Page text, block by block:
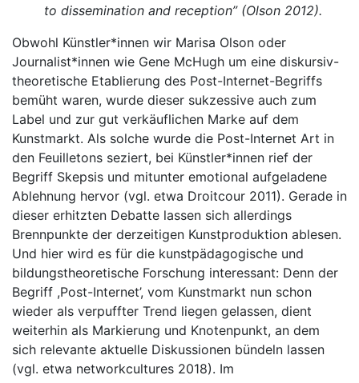
to dissemination and reception” (Olson 2012).
Obwohl Künstler*innen wir Marisa Olson oder
Journalist*innen wie Gene McHugh um eine diskursiv-
theoretische Etablierung des Post-Internet-Begriffs
bemüht waren, wurde dieser sukzessive auch zum
Label und zur gut verkäuflichen Marke auf dem
Kunstmarkt. Als solche wurde die Post-Internet Art in
den Feuilletons seziert, bei Künstler*innen rief der
Begriff Skepsis und mitunter emotional aufgeladene
Ablehnung hervor (vgl. etwa Droitcour 2011). Gerade in
dieser erhitzten Debatte lassen sich allerdings
Brennpunkte der derzeitigen Kunstproduktion ablesen.
Und hier wird es für die kunstpädagogische und
bildungstheoretische Forschung interessant: Denn der
Begriff ,Post-Internet’, vom Kunstmarkt nun schon
wieder als verpuffter Trend liegen gelassen, dient
weiterhin als Markierung und Knotenpunkt, an dem
sich relevante aktuelle Diskussionen bündeln lassen
(vgl. etwa networkcultures 2018). Im